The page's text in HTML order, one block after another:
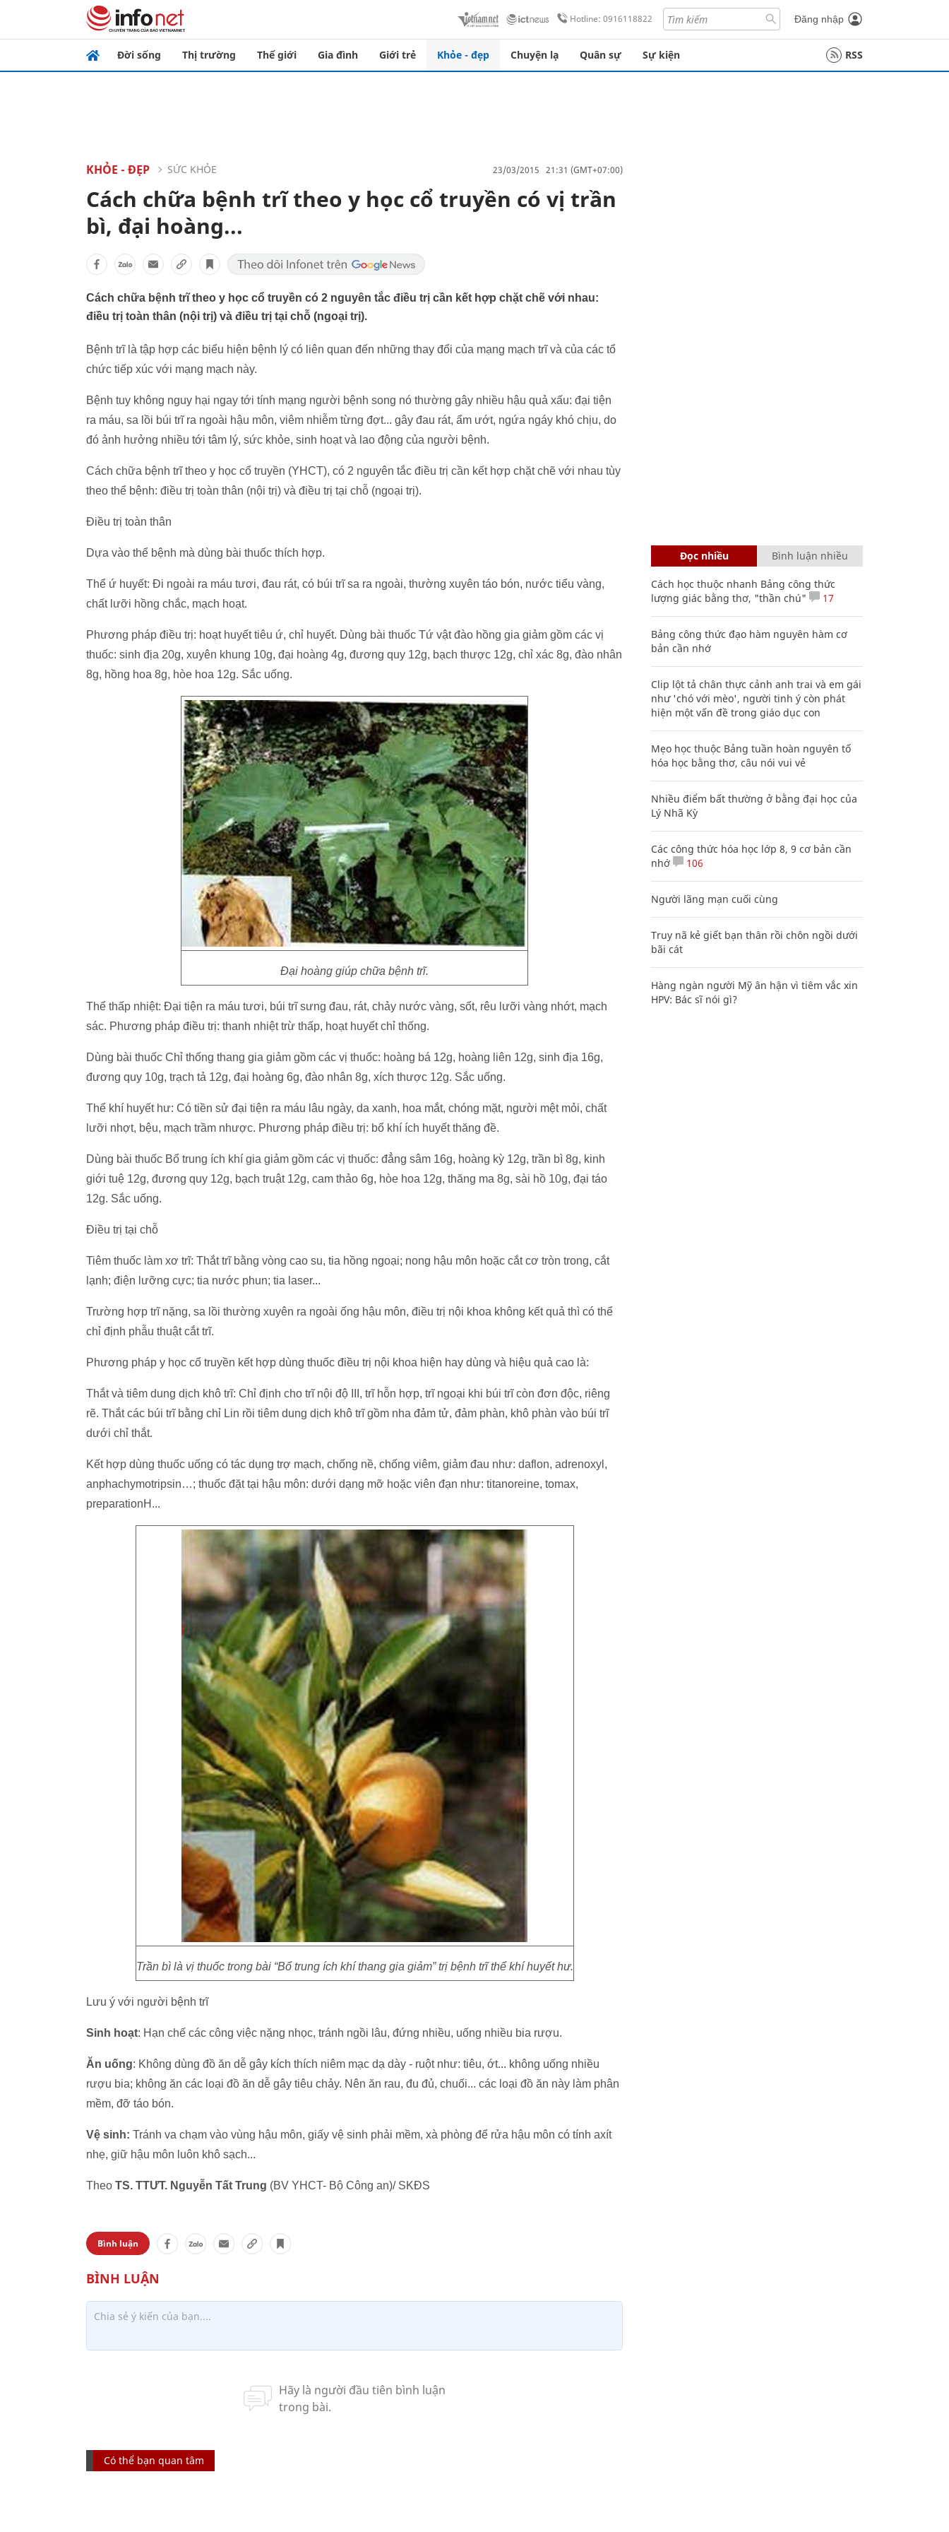
Hotline: 0916118822 Đăng nhập
Đời sống Thị trường Thế giới Gia đình Giới trẻ Khỏe - đẹp Chuyện lạ Quân sự Sự kiện RSS
KHỎE - ĐẸP SỨC KHỎE 23/03/2015 21:31 (GMT+07:00)
Cách chữa bệnh trĩ theo y học cổ truyền có vị trần
bì, đại hoàng...
Cách chữa bệnh trĩ theo y học cổ truyền có 2 nguyên tắc điều trị cần kết hợp chặt chẽ với nhau:
điều trị toàn thân (nội trị) và điều trị tại chỗ (ngoại trị).
Bệnh trĩ là tập hợp các biểu hiện bệnh lý có liên quan đến những thay đổi của mạng mạch trĩ và của các tổ
chức tiếp xúc với mạng mạch này.
Bệnh tuy không nguy hại ngay tới tính mạng người bệnh song nó thường gây nhiều hậu quả xấu: đại tiện
ra máu, sa lồi búi trĩ ra ngoài hậu môn, viêm nhiễm từng đợt... gây đau rát, ẩm ướt, ngứa ngáy khó chịu, do
đó ảnh hưởng nhiều tới tâm lý, sức khỏe, sinh hoạt và lao động của người bệnh.
Cách chữa bệnh trĩ theo y học cổ truyền (YHCT), có 2 nguyên tắc điều trị cần kết hợp chặt chẽ với nhau tùy
theo thể bệnh: điều trị toàn thân (nội trị) và điều trị tại chỗ (ngoại trị).
Điều trị toàn thân
Dựa vào thể bệnh mà dùng bài thuốc thích hợp.
Thể ứ huyết: Đi ngoài ra máu tươi, đau rát, có búi trĩ sa ra ngoài, thường xuyên táo bón, nước tiểu vàng,
chất lưỡi hồng chắc, mạch hoạt.
Phương pháp điều trị: hoạt huyết tiêu ứ, chỉ huyết. Dùng bài thuốc Tứ vật đào hồng gia giảm gồm các vị
thuốc: sinh địa 20g, xuyên khung 10g, đại hoàng 4g, đương quy 12g, bạch thược 12g, chỉ xác 8g, đào nhân
8g, hồng hoa 8g, hòe hoa 12g. Sắc uống.
Đại hoàng giúp chữa bệnh trĩ.
Thể thấp nhiệt: Đại tiện ra máu tươi, búi trĩ sưng đau, rát, chảy nước vàng, sốt, rêu lưỡi vàng nhớt, mạch
sác. Phương pháp điều trị: thanh nhiệt trừ thấp, hoạt huyết chỉ thống.
Dùng bài thuốc Chỉ thống thang gia giảm gồm các vị thuốc: hoàng bá 12g, hoàng liên 12g, sinh địa 16g,
đương quy 10g, trạch tả 12g, đại hoàng 6g, đào nhân 8g, xích thược 12g. Sắc uống.
Thể khí huyết hư: Có tiền sử đại tiện ra máu lâu ngày, da xanh, hoa mắt, chóng mặt, người mệt mỏi, chất
lưỡi nhợt, bệu, mạch trầm nhược. Phương pháp điều trị: bổ khí ích huyết thăng đề.
Dùng bài thuốc Bổ trung ích khí gia giảm gồm các vị thuốc: đẳng sâm 16g, hoàng kỳ 12g, trần bì 8g, kinh
giới tuệ 12g, đương quy 12g, bạch truật 12g, cam thảo 6g, hòe hoa 12g, thăng ma 8g, sài hồ 10g, đại táo
12g. Sắc uống.
Điều trị tại chỗ
Tiêm thuốc làm xơ trĩ: Thắt trĩ bằng vòng cao su, tia hồng ngoại; nong hậu môn hoặc cắt cơ tròn trong, cắt
lạnh; điện lưỡng cực; tia nước phun; tia laser...
Trường hợp trĩ nặng, sa lồi thường xuyên ra ngoài ống hậu môn, điều trị nội khoa không kết quả thì có thể
chỉ định phẫu thuật cắt trĩ.
Phương pháp y học cổ truyền kết hợp dùng thuốc điều trị nội khoa hiện hay dùng và hiệu quả cao là:
Thắt và tiêm dung dịch khô trĩ: Chỉ định cho trĩ nội độ III, trĩ hỗn hợp, trĩ ngoại khi búi trĩ còn đơn độc, riêng
rẽ. Thắt các búi trĩ bằng chỉ Lin rồi tiêm dung dịch khô trĩ gồm nha đảm tử, đảm phàn, khô phàn vào búi trĩ
dưới chỉ thắt.
Kết hợp dùng thuốc uống có tác dụng trợ mạch, chống nề, chống viêm, giảm đau như: daflon, adrenoxyl,
anphachymotripsin…; thuốc đặt tại hậu môn: dưới dạng mỡ hoặc viên đạn như: titanoreine, tomax,
preparationH...
Trần bì là vị thuốc trong bài “Bổ trung ích khí thang gia giảm” trị bệnh trĩ thể khí huyết hư.
Lưu ý với người bệnh trĩ
Sinh hoạt: Hạn chế các công việc nặng nhọc, tránh ngồi lâu, đứng nhiều, uống nhiều bia rượu.
Ăn uống: Không dùng đồ ăn dễ gây kích thích niêm mạc dạ dày - ruột như: tiêu, ớt... không uống nhiều
rượu bia; không ăn các loại đồ ăn dễ gây tiêu chảy. Nên ăn rau, đu đủ, chuối... các loại đồ ăn này làm phân
mềm, đỡ táo bón.
Vệ sinh: Tránh va chạm vào vùng hậu môn, giấy vệ sinh phải mềm, xà phòng để rửa hậu môn có tính axít
nhẹ, giữ hậu môn luôn khô sạch...
Theo TS. TTƯT. Nguyễn Tất Trung (BV YHCT- Bộ Công an)/ SKĐS
Bình luận
Có thể bạn quan tâm
Đọc nhiều Bình luận nhiều
Cách học thuộc nhanh Bảng công thức
lượng giác bằng thơ, "thần chú"
17
Bảng công thức đạo hàm nguyên hàm cơ
bản cần nhớ
Clip lột tả chân thực cảnh anh trai và em gái
như 'chó với mèo', người tinh ý còn phát
hiện một vấn đề trong giáo dục con
Mẹo học thuộc Bảng tuần hoàn nguyên tố
hóa học bằng thơ, câu nói vui vẻ
Nhiều điểm bất thường ở bằng đại học của
Lý Nhã Kỳ
Các công thức hóa học lớp 8, 9 cơ bản cần
nhớ
106
Người lãng mạn cuối cùng
Truy nã kẻ giết bạn thân rồi chôn ngồi dưới
bãi cát
Hàng ngàn người Mỹ ân hận vì tiêm vắc xin
HPV: Bác sĩ nói gì?